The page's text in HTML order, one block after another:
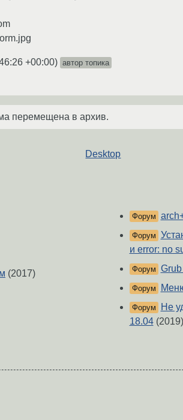
+00:00) автор топика
перемещена в архив.
Desktop
(2017)
Форум
Форум
и error: no
Форум
Форум
Форум
Не
18.04(2019)